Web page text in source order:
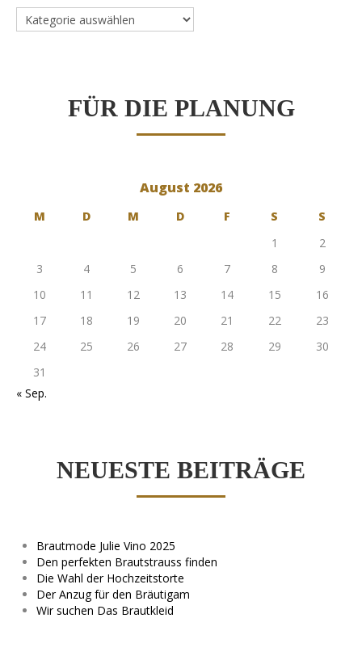
Dienstleister
FÜR DIE PLANUNG
August 2026
M D M D F S
S
1
2
3
4 5 6 7 8
9
10
11 12 13 14 15
16
17
18 19 20 21 22
23
24
25 26 27 28 29
30
31
« Sep.
NEUESTE BEITRÄGE
Brautmode Julie Vino 2025
Den perfekten Brautstrauss finden
Die Wahl der Hochzeitstorte
Der Anzug für den Bräutigam
Wir suchen Das Brautkleid